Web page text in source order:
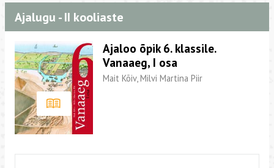
Ajalugu - II kooliaste
Ajaloo õpik 6. klassile.
Vanaaeg, I osa
Mait Kõiv, Milvi Martina Piir